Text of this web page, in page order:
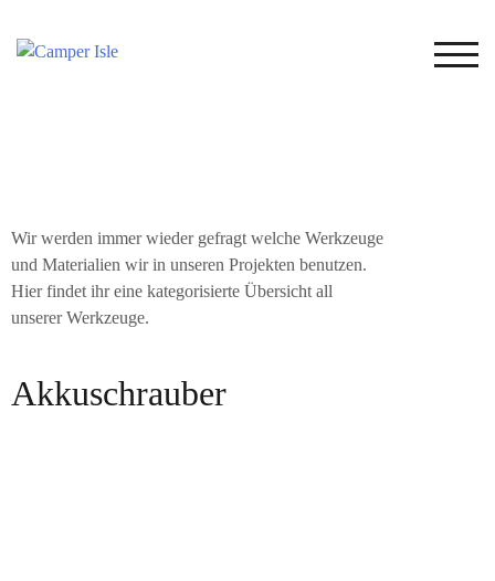
Wir werden immer wieder gefragt welche Werkzeuge
und Materialien wir in unseren Projekten benutzen.
Hier findet ihr eine kategorisierte Übersicht all
unserer Werkzeuge.
Akkuschrauber